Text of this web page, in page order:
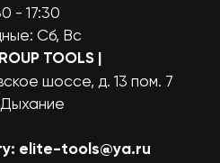
- 17:30
Сб, Вс
TOOLS |
шоссе, д. 13 пом. 7
elite-tools@ya.ru